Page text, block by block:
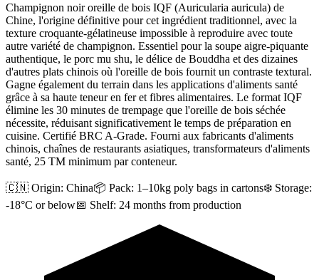
Champignon noir oreille de bois IQF (Auricularia auricula) de
Chine, l'origine définitive pour cet ingrédient traditionnel, avec la
texture croquante-gélatineuse impossible à reproduire avec toute
autre variété de champignon. Essentiel pour la soupe aigre-piquante
authentique, le porc mu shu, le délice de Bouddha et des dizaines
d'autres plats chinois où l'oreille de bois fournit un contraste textural.
Gagne également du terrain dans les applications d'aliments santé
grâce à sa haute teneur en fer et fibres alimentaires. Le format IQF
élimine les 30 minutes de trempage que l'oreille de bois séchée
nécessite, réduisant significativement le temps de préparation en
cuisine. Certifié BRC A-Grade. Fourni aux fabricants d'aliments
chinois, chaînes de restaurants asiatiques, transformateurs d'aliments
santé, 25 TM minimum par conteneur.
🇨🇳 Origin: China📦 Pack: 1–10kg poly bags in cartons❄️ Storage:
-18°C or below📅 Shelf: 24 months from production